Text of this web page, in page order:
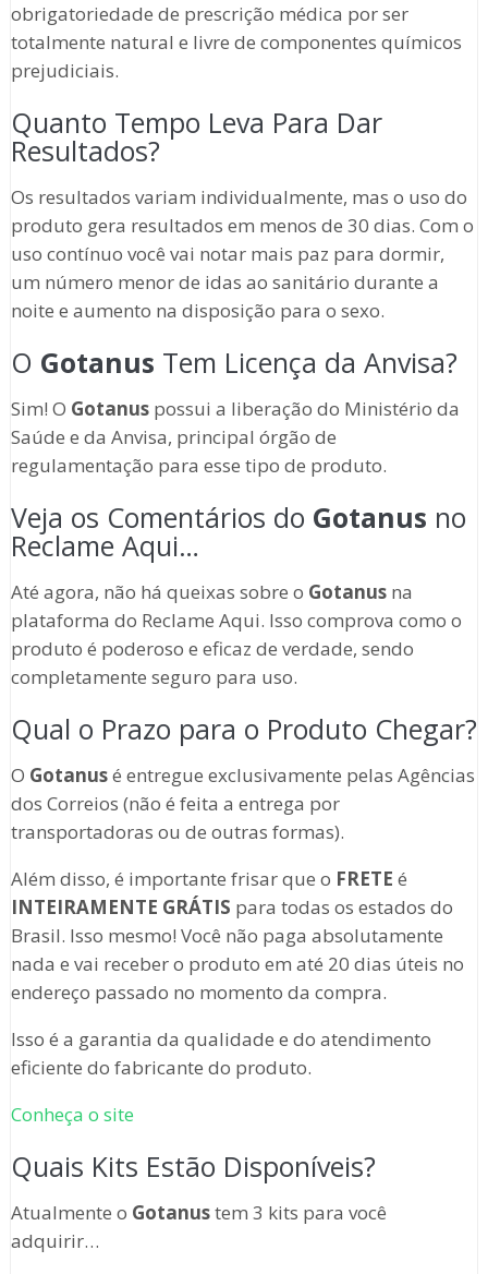
obrigatoriedade de prescrição médica por ser
totalmente natural e livre de componentes químicos
prejudiciais.
Quanto Tempo Leva Para Dar
Resultados?
Os resultados variam individualmente, mas o uso do
produto gera resultados em menos de 30 dias. Com o
uso contínuo você vai notar mais paz para dormir,
um número menor de idas ao sanitário durante a
noite e aumento na disposição para o sexo.
O Gotanus Tem Licença da Anvisa?
Sim! O Gotanuspossui a liberação do Ministério da
Saúde e da Anvisa, principal órgão de
regulamentação para esse tipo de produto.
Veja os Comentários do Gotanus no
Reclame Aqui…
Até agora, não há queixas sobre o Gotanusna
plataforma do Reclame Aqui. Isso comprova como o
produto é poderoso e eficaz de verdade, sendo
completamente seguro para uso.
Qual o Prazo para o Produto Chegar?
O Gotanusé entregue exclusivamente pelas Agências
dos Correios (não é feita a entrega por
transportadoras ou de outras formas).
Além disso, é importante frisar que o FRETE é
INTEIRAMENTE GRÁTIS para todas os estados do
Brasil. Isso mesmo! Você não paga absolutamente
nada e vai receber o produto em até 20 dias úteis no
endereço passado no momento da compra.
Isso é a garantia da qualidade e do atendimento
eficiente do fabricante do produto.
Conheça o site
Quais Kits Estão Disponíveis?
Atualmente o Gotanustem 3 kits para você
adquirir…